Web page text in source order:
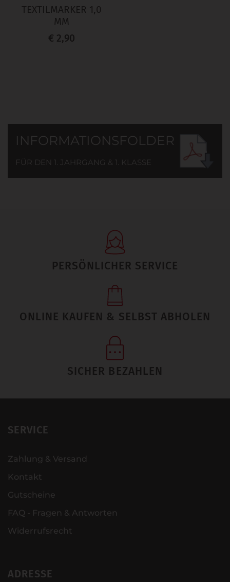
TEXTILMARKER 1,0
MM
€ 2,90
INFORMATIONSFOLDER
FÜR DEN 1. JAHRGANG & 1. KLASSE
PERSÖNLICHER SERVICE
ONLINE KAUFEN & SELBST ABHOLEN
SICHER BEZAHLEN
SERVICE
Zahlung & Versand
Kontakt
Gutscheine
FAQ - Fragen & Antworten
Widerrufsrecht
ADRESSE